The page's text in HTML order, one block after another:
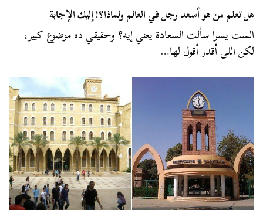
هل تعلم من هو أسعد رجل في العالم ولماذا؟! إليك الإجابة
الست يسرا سألت السعادة يعني إيه؟ وحقيقي ده موضوع كبير،
لكن اللى أقدر أقول لها…